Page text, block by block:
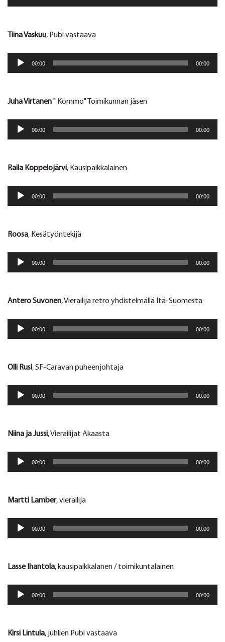
Tiina Vaskuu, Pubi vastaava
Äänitoistin
00:00 00:00
Juha Virtanen" Kommo" Toimikunnan jäsen
Äänitoistin
00:00 00:00
Raila Koppelojärvi, Kausipaikkalainen
Äänitoistin
00:00 00:00
Roosa, Kesätyöntekijä
Äänitoistin
00:00 00:00
Antero Suvonen, Vierailija retro yhdistelmällä Itä-Suomesta
Äänitoistin
00:00 00:00
Olli Rusi, SF-Caravan puheenjohtaja
Äänitoistin
00:00 00:00
Niina ja Jussi, Vierailijat Akaasta
Äänitoistin
00:00 00:00
Martti Lamber, vierailija
Äänitoistin
00:00 00:00
Lasse Ihantola, kausipaikkalanen / toimikuntalainen
Äänitoistin
00:00 00:00
Kirsi Lintula, juhlien Pubi vastaava